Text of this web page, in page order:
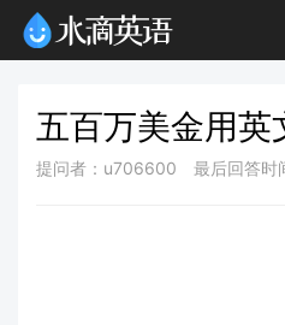
五百万美金用英
提问者：u706600 最后回答